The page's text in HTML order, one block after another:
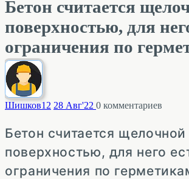
Бетон считается
поверхностью, для
ограничения по
Шишков12 28 Авг'22 0 комментариев
Бетон считается щелочной
поверхностью, для него
ограничения по